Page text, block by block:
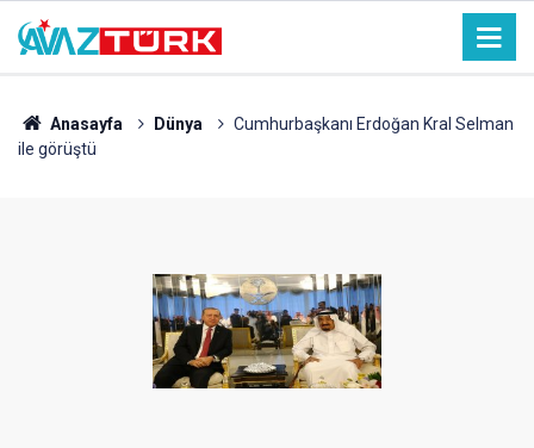
Anasayfa Dünya
Cumhurbaşkanı Erdoğan Kral Selman
ile görüştü